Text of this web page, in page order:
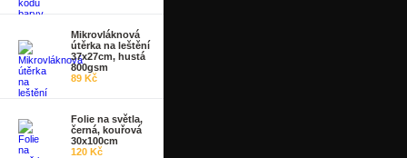
Mikrovláknová
útěrka na leštění
37x27cm, hustá
800gsm
89 Kč
Folie na světla,
černá, kouřová
30x100cm
120 Kč